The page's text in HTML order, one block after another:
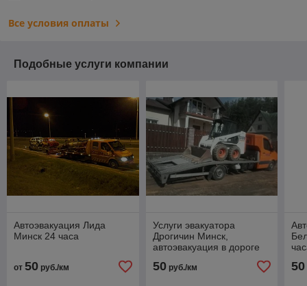
Все условия оплаты
Подобные услуги компании
Автоэвакуация Лида
Минск 24 часа
от 50 руб./км
Услуги эвакуатора
Дрогичин Минск,
автоэвакуация в дороге
50руб./км 50